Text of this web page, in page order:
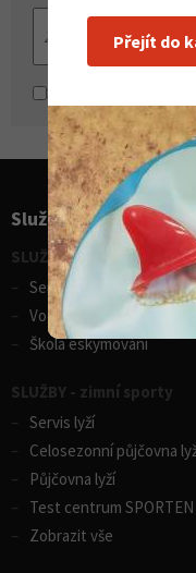
Souhlasím se
Služby pro sporty
SLUŽBY - vodní sporty
Servis lodí a člunů
Vodácká půjčovna lodí
Škola eskymování
SLUŽBY - zimní sporty
Servis lyží
Celosezonní půjčovna
Půjčovna lyží
Test centrum SPORTEN
Zobrazit vše
Přejít do